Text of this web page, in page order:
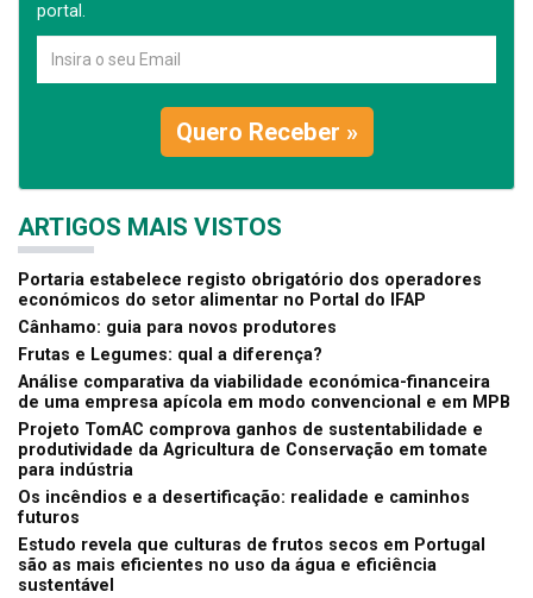
portal.
Quero Receber »
ARTIGOS MAIS VISTOS
Portaria estabelece registo obrigatório dos operadores
económicos do setor alimentar no Portal do IFAP
Cânhamo: guia para novos produtores
Frutas e Legumes: qual a diferença?
Análise comparativa da viabilidade económica-financeira
de uma empresa apícola em modo convencional e em MPB
Projeto TomAC comprova ganhos de sustentabilidade e
produtividade da Agricultura de Conservação em tomate
para indústria
Os incêndios e a desertificação: realidade e caminhos
futuros
Estudo revela que culturas de frutos secos em Portugal
são as mais eficientes no uso da água e eficiência
sustentável